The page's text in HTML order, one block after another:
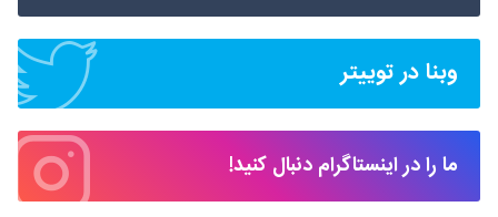
وبنا در توییتر
ما را در اینستاگرام دنبال کنید!